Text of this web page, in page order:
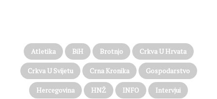
Atletika BiH Brotnjo Crkva U Hrvata
Crkva U Svijetu Crna Kronika Gospodarstvo
Hercegovina HNŽ INFO Intervjui